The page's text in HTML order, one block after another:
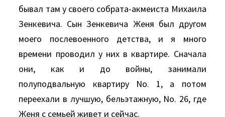
бывал там у своего собрата-акмеиста Михаила
Зенкевича. Сын Зенкевича Женя был другом
моего послевоенного детства, и я много
времени проводил у них в квартире. Сначала
они, как и до войны, занимали
полуподвальную квартиру No. 1, а потом
переехали в лучшую, бельэтажную, No. 26, где
Женя с семьей живет и сейчас.